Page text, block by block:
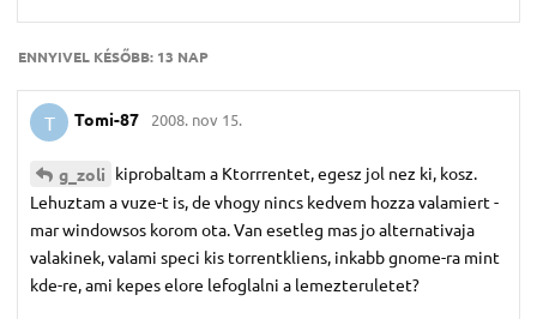
ENNYIVEL KÉSŐBB: 13 NAP
T Tomi-87 2008. nov 15.
g_zoli kiprobaltam a Ktorrrentet, egesz jol nez ki, kosz.
Lehuztam a vuze-t is, de vhogy nincs kedvem hozza valamiert -
mar windowsos korom ota. Van esetleg mas jo alternativaja
valakinek, valami speci kis torrentkliens, inkabb gnome-ra mint
kde-re, ami kepes elore lefoglalni a lemezteruletet?